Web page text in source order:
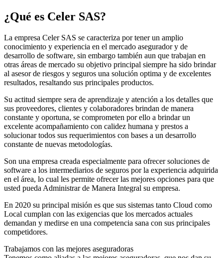
¿Qué es Celer SAS?
La empresa Celer SAS se caracteriza por tener un amplio
conocimiento y experiencia en el mercado asegurador y de
desarrollo de software, sin embargo también aun que trabajan en
otras áreas de mercado su objetivo principal siempre ha sido brindar
al asesor de riesgos y seguros una solución optima y de excelentes
resultados, resaltando sus principales productos.
Su actitud siempre sera de aprendizaje y atención a los detalles que
sus proveedores, clientes y colaboradores brindan de manera
constante y oportuna, se comprometen por ello a brindar un
excelente acompañamiento con calidez humana y prestos a
solucionar todos sus requerimientos con bases a un desarrollo
constante de nuevas metodologías.
Son una empresa creada especialmente para ofrecer soluciones de
software a los intermediarios de seguros por la experiencia adquirida
en el área, lo cual les permite ofrecer las mejores opciones para que
usted pueda Administrar de Manera Integral su empresa.
En 2020 su principal misión es que sus sistemas tanto Cloud como
Local cumplan con las exigencias que los mercados actuales
demandan y medirse en una competencia sana con sus principales
competidores.
Trabajamos con las mejores aseguradoras